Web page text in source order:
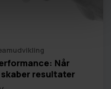
Når
resultater